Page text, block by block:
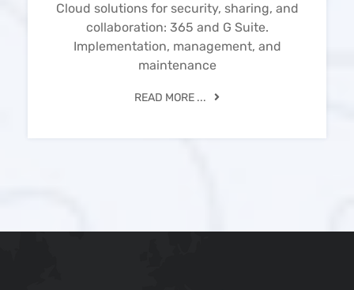
Cloud solutions for security, sharing, and
collaboration: 365 and G Suite.
Implementation, management, and
maintenance
READ MORE ...